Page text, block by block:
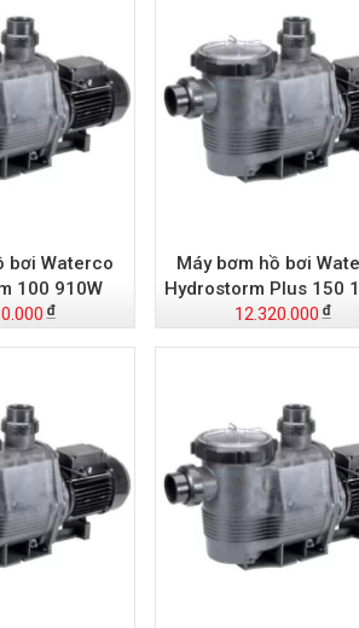
bơi Waterco
100 910W
Máy bơm hồ bơi
Hydrostorm Plus 150
12.320.000